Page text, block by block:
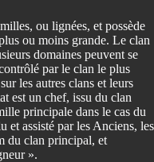
ou lignées, et possède
ou moins grande. Le clan
domaines peuvent se
par le clan le plus
les autres clans et leurs
est un chef, issu du clan
principale dans le cas du
et assisté par les Anciens, les
du clan principal, et
».